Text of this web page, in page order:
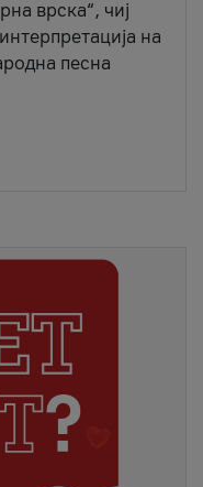
врска“, чиј
на
песна